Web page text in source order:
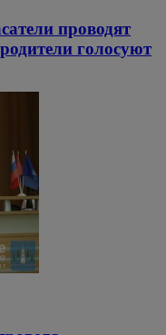
проводят
голосуют